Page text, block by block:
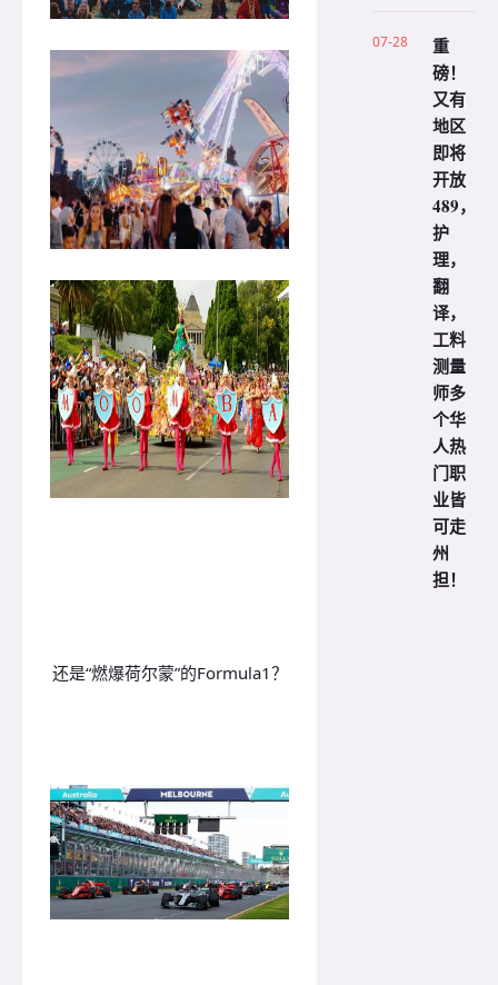
还是“燃爆荷尔蒙”的Formula1？
07-28
重
磅！
又有
地区
即将
开放
489，
护
理，
翻
译，
工料
测量
师多
个华
人热
门职
业皆
可走
州
担！